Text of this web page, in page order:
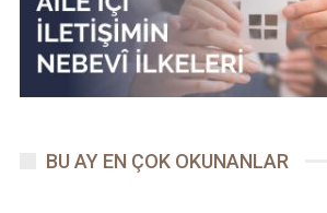
BU AY EN ÇOK OKUNANLAR